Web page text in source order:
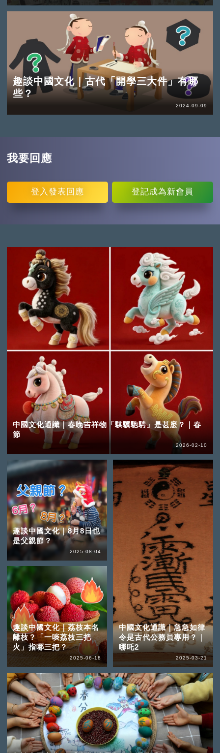
趣談中國文化｜古代「開學三大件」有哪
些？
2024-09-09
我要回應
登入 發表回應 登記成為新會員
中國文化通識｜春晚吉祥物「騏驥馳騁」是甚麽？｜春
節
2026-02-10
趣談中國文化｜8月8日也
是父親節？
2025-08-04
趣談中國文化｜荔枝本名
離枝？「一啖荔枝三把
火」指哪三把？
2025-06-18
中國文化通識｜急急如律
令是古代公務員專用？｜
哪吒2
2025-03-21